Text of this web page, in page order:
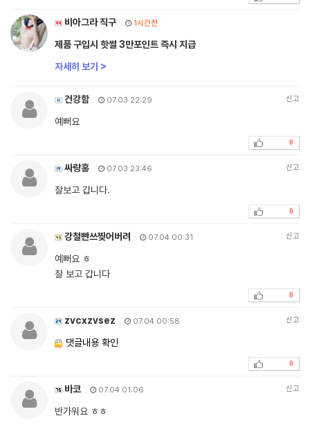
비아그라 직구 1시간전
제품 구입시 핫썰 3만포인트 즉시 지급
자세히 보기 >
건강함 07.03 22:29 신고
예뻐요
0
싸랑홍 07.03 23:46 신고
잘보고 갑니다.
0
강철빤쓰찢어버려 07.04 00:31 신고
예뻐요 ㅎ
잘 보고 갑니다
0
zvcxzvsez 07.04 00:58 신고
댓글내용 확인
0
바코 07.04 01:06 신고
반가워요 ㅎㅎ